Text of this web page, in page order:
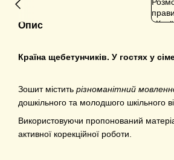
Опис
Країна щебетунчиків. У гостях у
Зошит містить різноманітний
дошкільного та молодшого шкільного
Використовуючи пропонований
активної корекційної роботи.